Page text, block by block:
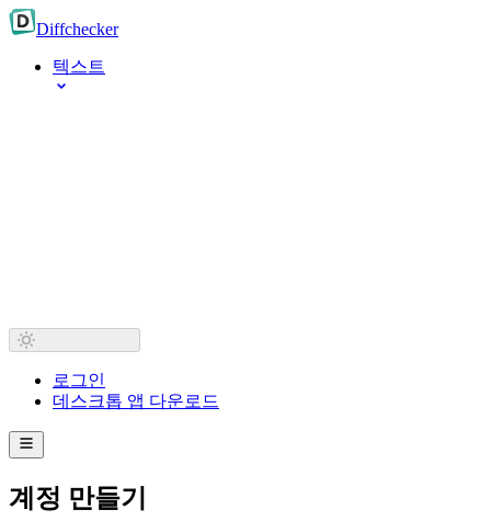
Diffchecker
텍스트
로그인
데스크톱 앱 다운로드
계정 만들기